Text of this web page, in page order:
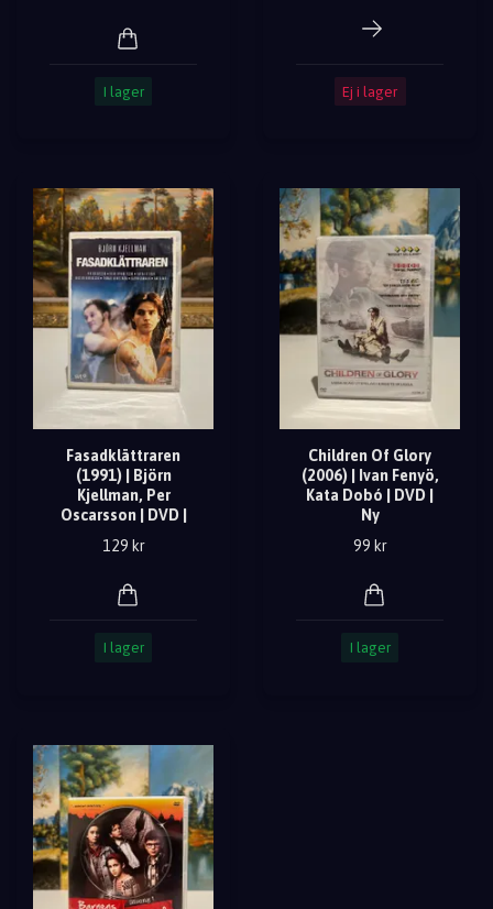
I lager Ej i lager
Fasadklättraren
(1991) | Björn
Kjellman, Per
Oscarsson | DVD |
129 kr
I lager
Children Of Glory
(2006) | Ivan Fenyö,
Kata Dobó | DVD |
Ny
99 kr
I lager